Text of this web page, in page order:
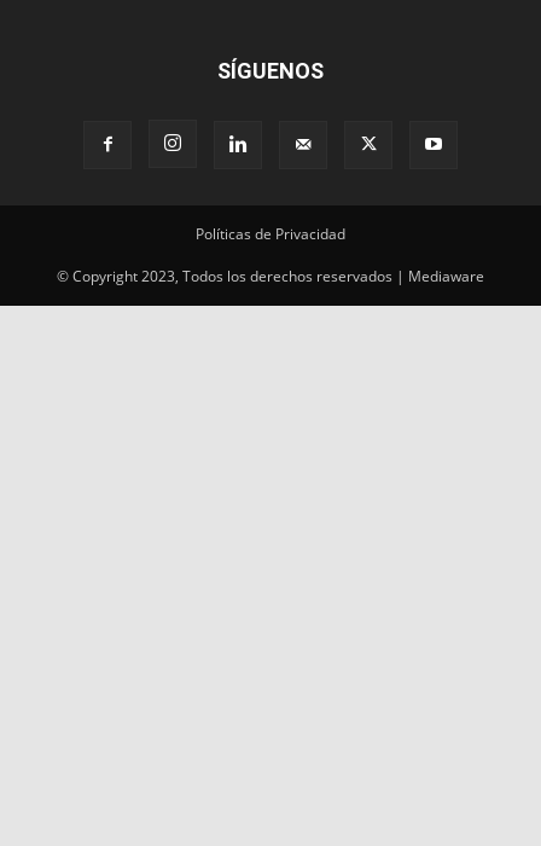
SÍGUENOS
Políticas de Privacidad
© Copyright 2023, Todos los derechos reservados | Mediaware